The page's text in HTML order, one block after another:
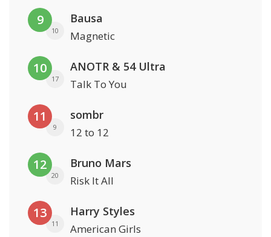
9
10
Bausa
Magnetic
10
17
ANOTR & 54 Ultra
Talk To You
11
9
sombr
12 to 12
12
20
Bruno Mars
Risk It All
13
11
Harry Styles
American Girls